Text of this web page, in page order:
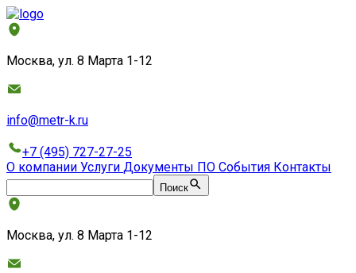
Москва, ул. 8 Марта 1-12
info@metr-k.ru
+7 (495) 727-27-25
О компании Услуги Документы ПО События Контакты
Поиск
Москва, ул. 8 Марта 1-12